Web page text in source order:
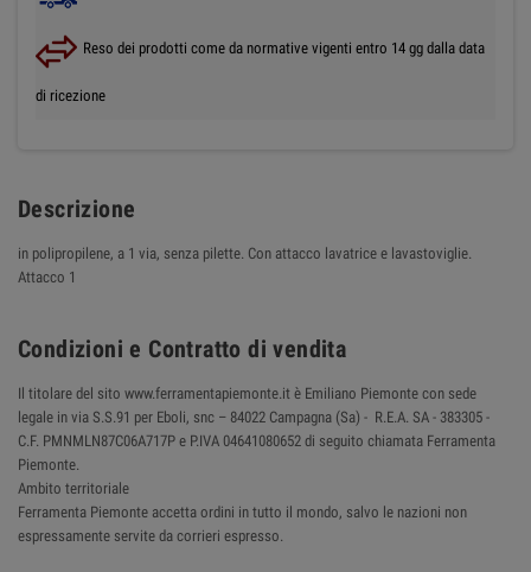
Reso dei prodotti come da normative vigenti entro 14 gg dalla data
di ricezione
Descrizione
in polipropilene, a 1 via, senza pilette. Con attacco lavatrice e lavastoviglie.
Attacco 1
Condizioni e Contratto di vendita
Il titolare del sito www.ferramentapiemonte.it è Emiliano Piemonte con sede
legale in via S.S.91 per Eboli, snc – 84022 Campagna (Sa) - R.E.A. SA - 383305 -
C.F. PMNMLN87C06A717P e P.IVA 04641080652 di seguito chiamata Ferramenta
Piemonte.
Ambito territoriale
Ferramenta Piemonte accetta ordini in tutto il mondo, salvo le nazioni non
espressamente servite da corrieri espresso.